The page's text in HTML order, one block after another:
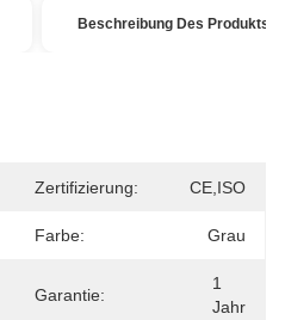
Beschreibung Des Produkts
Zertifizierung: CE,ISO
Farbe: Grau
Garantie:
1
Jahr